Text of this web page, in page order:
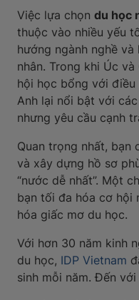
Việc lựa chọn du học
thuộc vào nhiều yếu
hướng ngành nghề
nhân. Trong khi Úc
hội học bổng với
Anh lại nổi bật với
nhưng yêu cầu cạnh
Quan trọng nhất, bạn
và xây dựng hồ sơ
“nước dễ nhất”. Một
bạn tối đa hóa cơ hội
hóa giấc mơ du học.
Với hơn 30 năm kinh
du học, IDP Vietnam
sinh mỗi năm. Đến